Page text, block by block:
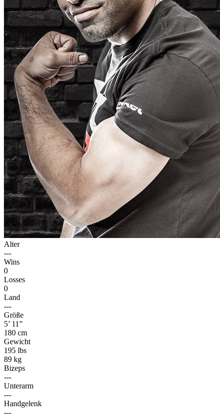
Alter
---
Wins
0
Losses
0
Land
---
Größe
5’ 11”
180 cm
Gewicht
195 lbs
89 kg
Bizeps
---
Unterarm
---
Handgelenk
---